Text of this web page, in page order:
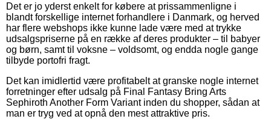
Det er jo yderst enkelt for købere at prissammenligne i
blandt forskellige internet forhandlere i Danmark, og herved
har flere webshops ikke kunne lade være med at trykke
udsalgspriserne på en række af deres produkter – til babyer
og børn, samt til voksne – voldsomt, og endda nogle gange
tilbyde portofri fragt.
Det kan imidlertid være profitabelt at granske nogle internet
forretninger efter udsalg på Final Fantasy Bring Arts
Sephiroth Another Form Variant inden du shopper, sådan at
man er tryg ved at opnå den mest attraktive pris.